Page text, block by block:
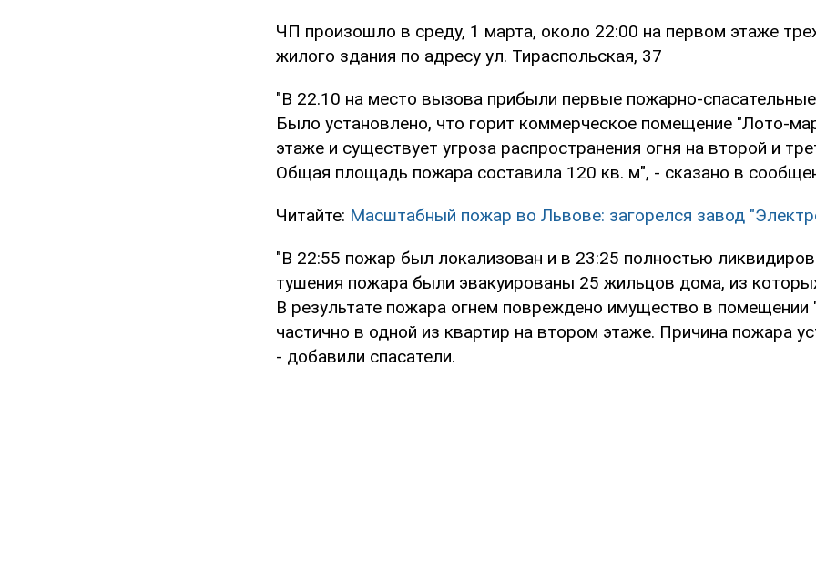
ЧП произошло в среду, 1 марта, около 22:00 на первом этаже
жилого здания по адресу ул. Тираспольская, 37
"В 22.10 на место вызова прибыли первые пожарно-
Было установлено, что горит коммерческое помещение "Лото-
этаже и существует угроза распространения огня на второй и
Общая площадь пожара составила 120 кв. м", - сказано в
Читайте: Масштабный пожар во Львове: загорелся завод
"В 22:55 пожар был локализован и в 23:25 полностью
тушения пожара были эвакуированы 25 жильцов дома, из
В результате пожара огнем повреждено имущество в помещении
частично в одной из квартир на втором этаже. Причина пожара
- добавили спасатели.